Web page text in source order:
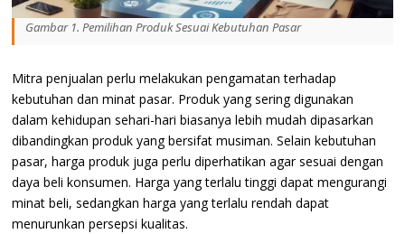
Gambar 1. Pemilihan Produk Sesuai Kebutuhan Pasar
Mitra penjualan perlu melakukan pengamatan terhadap
kebutuhan dan minat pasar. Produk yang sering digunakan
dalam kehidupan sehari-hari biasanya lebih mudah dipasarkan
dibandingkan produk yang bersifat musiman. Selain kebutuhan
pasar, harga produk juga perlu diperhatikan agar sesuai dengan
daya beli konsumen. Harga yang terlalu tinggi dapat mengurangi
minat beli, sedangkan harga yang terlalu rendah dapat
menurunkan persepsi kualitas.